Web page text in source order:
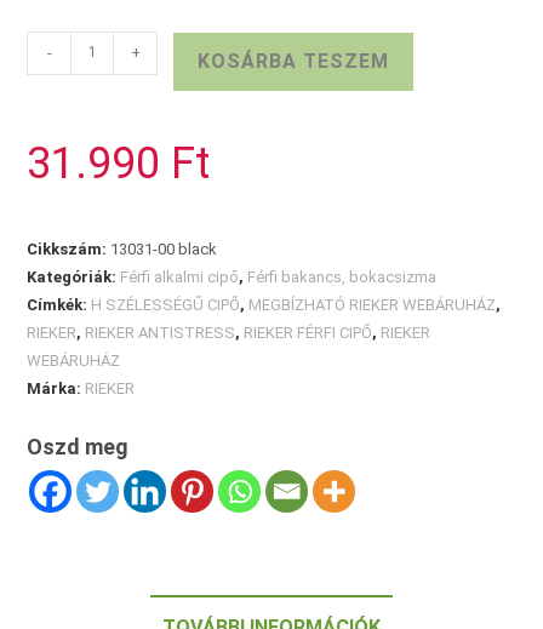
RIEKER
- + KOSÁRBA TESZEM
31.990 Ft
Cikkszám: 13031-00 black
Kategóriák: Férfi alkalmi cipő, Férfi bakancs, bokacsizma
Címkék: H SZÉLESSÉGŰ CIPŐ, MEGBÍZHATÓ RIEKER WEBÁRUHÁZ,
RIEKER, RIEKER ANTISTRESS, RIEKER FÉRFI CIPŐ, RIEKER
WEBÁRUHÁZ
Márka: RIEKER
Oszd meg